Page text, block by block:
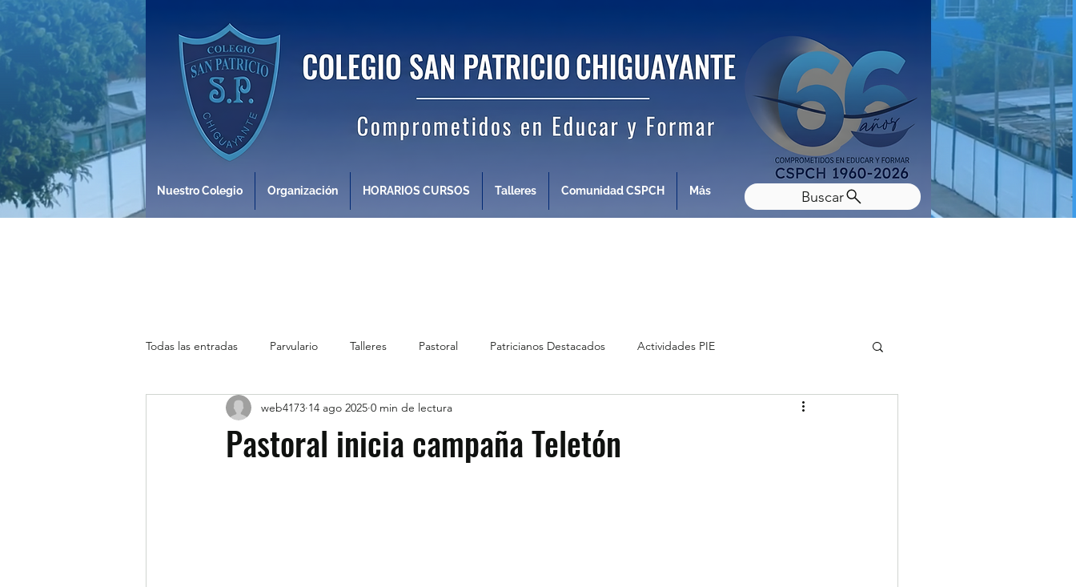
Nuestro Colegio Organización HORARIOS CURSOS Talleres Comunidad CSPCH Más Buscar
Todas las entradas Parvulario Talleres Pastoral Patricianos Destacados Actividades PIE
Pastoral inicia campaña Teletón
web4173 14 ago 2025 0 min de lectura